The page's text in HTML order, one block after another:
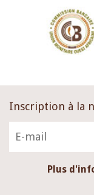
Inscription à la
Plus